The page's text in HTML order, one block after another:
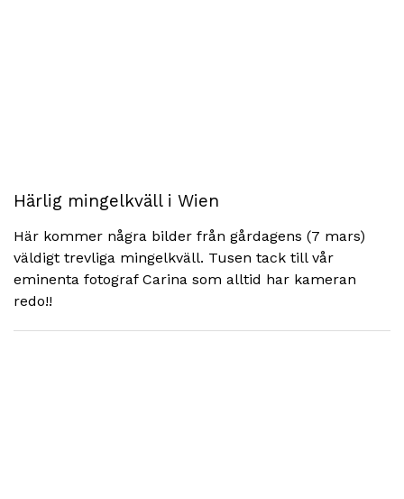
Härlig mingelkväll i Wien
Här kommer några bilder från gårdagens (7 mars)
väldigt trevliga mingelkväll. Tusen tack till vår
eminenta fotograf Carina som alltid har kameran
redo!!